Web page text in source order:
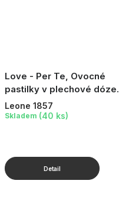
Love - Per Te, Ovocné
pastilky v plechové dóze,
30 g
Leone 1857
Skladem (40 ks)